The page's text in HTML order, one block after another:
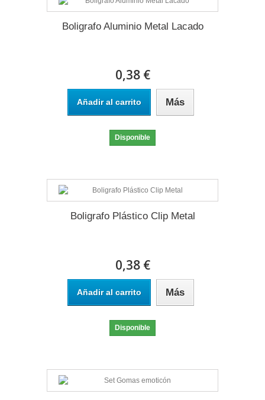
Boligrafo Aluminio Metal Lacado
0,38 €
Añadir al carrito Más
Disponible
Boligrafo Plástico Clip Metal
0,38 €
Añadir al carrito Más
Disponible